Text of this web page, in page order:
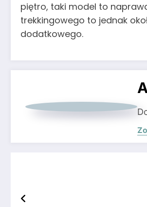
piętro, taki model to
trekkingowego to jednak
dodatkowego.